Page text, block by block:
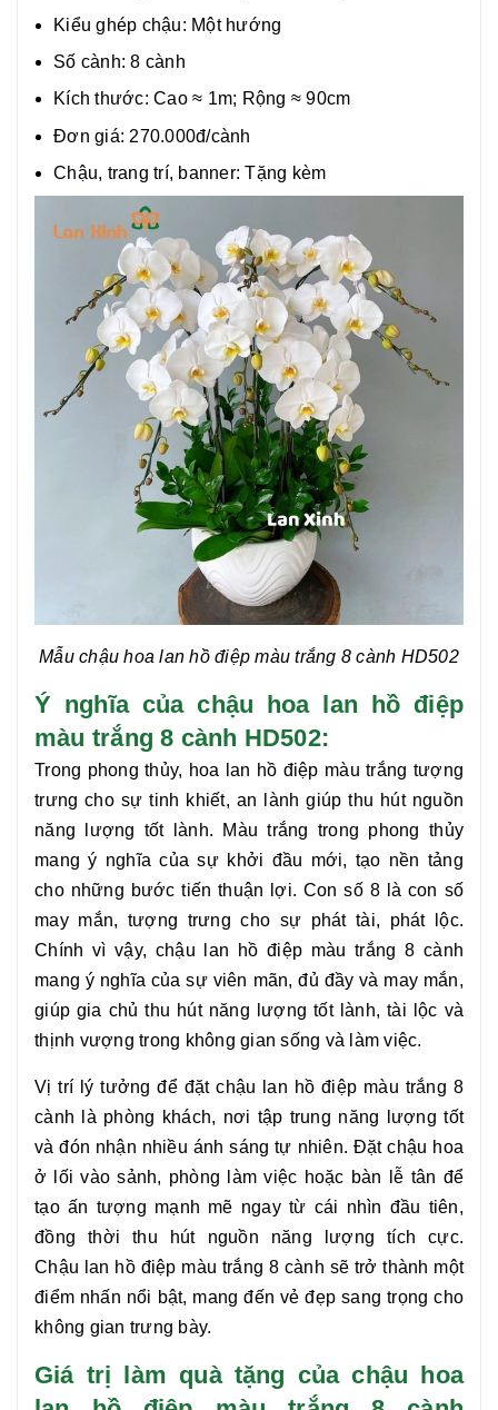
Kiểu ghép chậu: Một hướng
Số cành: 8 cành
Kích thước: Cao ≈ 1m; Rộng ≈ 90cm
Đơn giá: 270.000đ/cành
Chậu, trang trí, banner: Tặng kèm
Mẫu chậu hoa lan hồ điệp màu trắng 8 cành HD502
Ý nghĩa của chậu hoa lan hồ điệp
màu trắng 8 cành HD502:
Trong phong thủy, hoa lan hồ điệp màu trắng tượng
trưng cho sự tinh khiết, an lành giúp thu hút nguồn
năng lượng tốt lành. Màu trắng trong phong thủy
mang ý nghĩa của sự khởi đầu mới, tạo nền tảng
cho những bước tiến thuận lợi. Con số 8 là con số
may mắn, tượng trưng cho sự phát tài, phát lộc.
Chính vì vậy, chậu
lan hồ điệp màu trắng 8 cành
mang ý nghĩa của sự viên mãn, đủ đầy và may mắn,
giúp gia chủ thu hút năng lượng tốt lành, tài lộc và
thịnh vượng trong không gian sống và làm việc.
Vị trí lý tưởng để đặt chậu
lan hồ điệp màu trắng 8
cành là phòng khách, nơi tập trung năng lượng tốt
và đón nhận nhiều ánh sáng tự nhiên. Đặt chậu hoa
ở lối vào sảnh, phòng làm việc hoặc bàn lễ tân để
tạo ấn tượng mạnh mẽ ngay từ cái nhìn đầu tiên,
đồng thời thu hút nguồn năng lượng tích cực.
Chậu lan hồ điệp màu trắng 8 cành sẽ trở thành một
điểm nhấn nổi bật, mang đến vẻ đẹp sang trọng cho
không gian trưng bày.
Giá trị làm quà tặng của chậu hoa